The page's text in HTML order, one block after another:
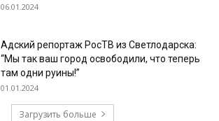
06.01.2024
Адский репортаж РосТВ из Светлодарска:
“Мы так ваш город освободили, что теперь
там одни руины!”
01.01.2024
Загрузить больше